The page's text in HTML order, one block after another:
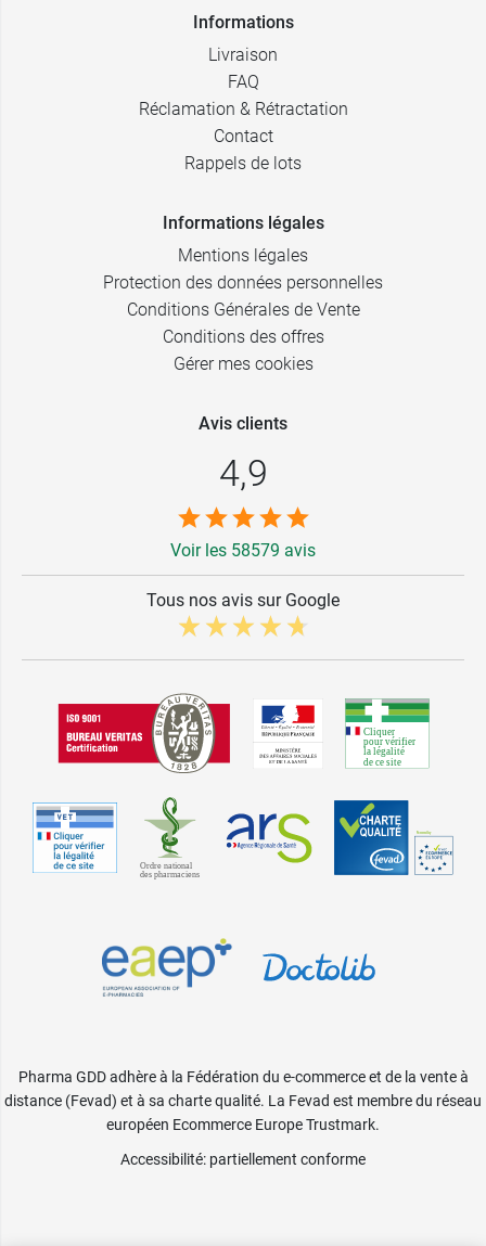
Informations
Livraison
FAQ
Réclamation & Rétractation
Contact
Rappels de lots
Informations légales
Mentions légales
Protection des données personnelles
Conditions Générales de Vente
Conditions des offres
Gérer mes cookies
Avis clients
4,9
Voir les 58579 avis
Tous nos avis sur Google
Pharma GDD adhère à la Fédération du e-commerce et de la vente à
distance (Fevad) et à sa charte qualité. La Fevad est membre du réseau
européen Ecommerce Europe Trustmark.
Accessibilité: partiellement conforme